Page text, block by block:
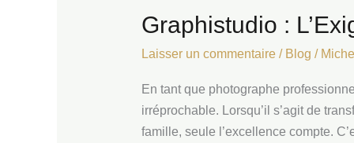
Graphistudio :
Laisser un commentaire / Blog /
En tant que photographe
irréprochable. Lorsqu’il s’agit de
famille, seule l’excellence compte.